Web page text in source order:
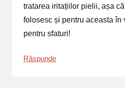
tratarea iritațiilor pielii, așa
folosesc și pentru aceasta în
pentru sfaturi!
Răspunde